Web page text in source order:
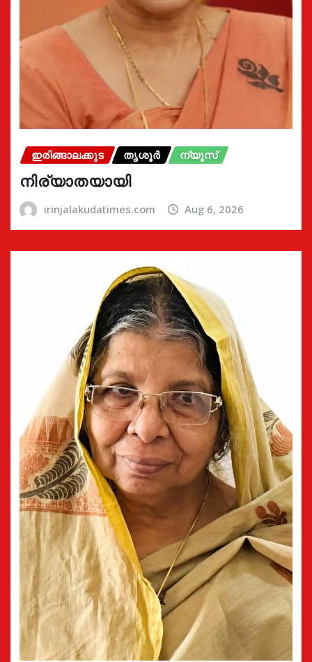
ഇരിങ്ങാലക്കുട തൃശൂർ ന്യൂസ്
നിര്യാതയായി
irinjalakudatimes.com Aug 6, 2026